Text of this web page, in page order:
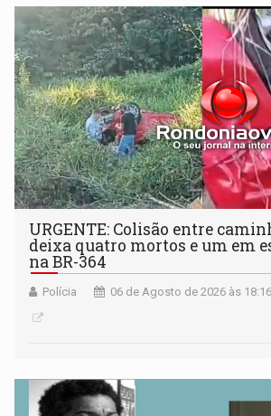
URGENTE: Colisão entre
deixa quatro mortos e um em
na BR-364
Polícia 06 de Agosto de 2026 às 18:16